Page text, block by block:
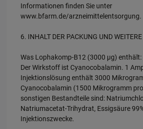
Informationen finden Sie unter
www.bfarm.de/arzneimittelentsorgung.
6. INHALT DER PACKUNG UND
Was Lophakomp-B12 (3000 µg) enthält:
Der Wirkstoff ist Cyanocobalamin. 1
Injektionslösung enthält 3000
Cyanocobalamin (1500 Mikrogramm
sonstigen Bestandteile sind:
Natriumacetat-Trihydrat, Essigsäure
Injektionszwecke.